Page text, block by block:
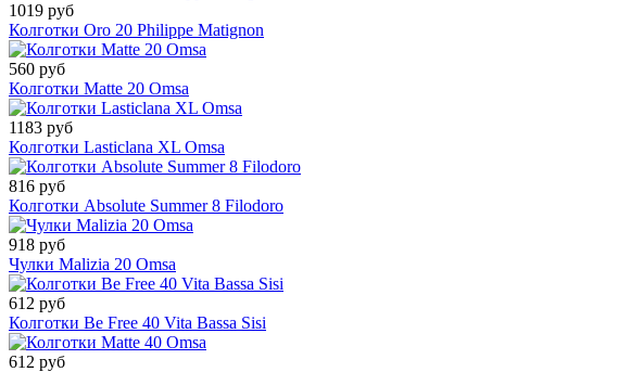
1019 руб
Колготки Oro 20 Philippe Matignon
560 руб
Колготки Matte 20 Omsa
1183 руб
Колготки Lasticlana XL Omsa
816 руб
Колготки Absolute Summer 8 Filodoro
918 руб
Чулки Malizia 20 Omsa
612 руб
Колготки Be Free 40 Vita Bassa Sisi
612 руб